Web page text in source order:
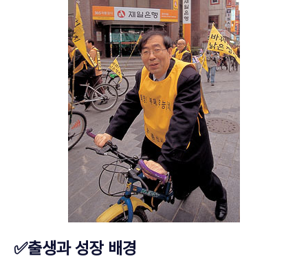
✅출생과 성장 배경